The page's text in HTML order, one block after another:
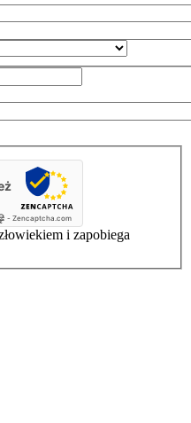
- Zencaptcha.com
i zapobiega